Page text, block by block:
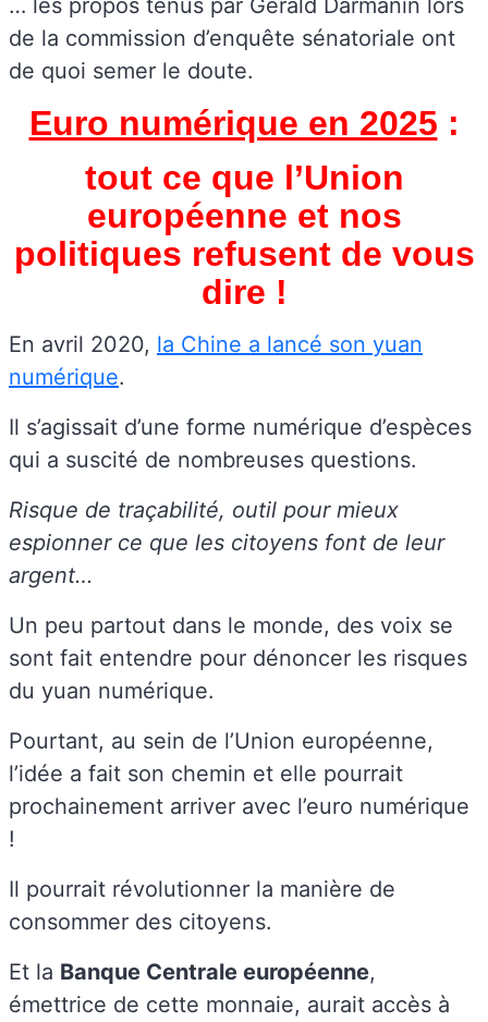
… les propos tenus par Gérald Darmanin lors
de la commission d’enquête sénatoriale ont
de quoi semer le doute.
Euro numérique en 2025 :
tout ce que l’Union
européenne et nos
politiques refusent de vous
dire !
En avril 2020, la Chine a lancé son yuan
numérique.
Il s’agissait d’une forme numérique d’espèces
qui a suscité de nombreuses questions.
Risque de traçabilité, outil pour mieux
espionner ce que les citoyens font de leur
argent…
Un peu partout dans le monde, des voix se
sont fait entendre pour dénoncer les risques
du yuan numérique.
Pourtant, au sein de l’Union européenne,
l’idée a fait son chemin et elle pourrait
prochainement arriver avec l’euro numérique
!
Il pourrait révolutionner la manière de
consommer des citoyens.
Et la Banque Centrale européenne,
émettrice de cette monnaie, aurait accès à